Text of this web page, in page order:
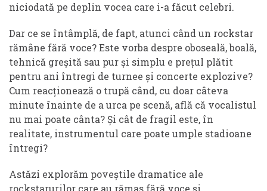
niciodată pe deplin vocea care i-a făcut celebri.
Dar ce se întâmplă, de fapt, atunci când un rockstar
rămâne fără voce? Este vorba despre oboseală, boală,
tehnică greșită sau pur și simplu e prețul plătit
pentru ani întregi de turnee și concerte explozive?
Cum reacționează o trupă când, cu doar câteva
minute înainte de a urca pe scenă, află că vocalistul
nu mai poate cânta? Și cât de fragil este, în
realitate, instrumentul care poate umple stadioane
întregi?
Astăzi explorăm poveștile dramatice ale